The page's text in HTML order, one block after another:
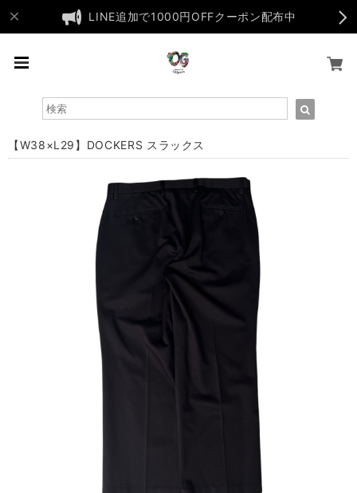
LINE追加で1000円OFFクーポン配布中
【W38×L29】DOCKERS スラックス